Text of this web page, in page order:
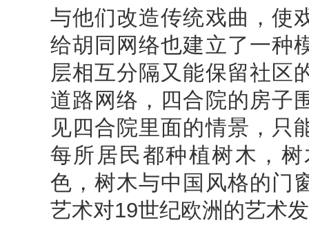
与他们改造传统戏曲，使
给胡同网络也建立了一种
层相互分隔又能保留社区
道路网络，四合院的房子
见四合院里面的情景，只
每所居民都种植树木，
色，树木与中国风格的门
艺术对19世纪欧洲的艺术